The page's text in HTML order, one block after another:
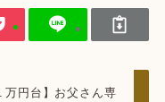
万円台】お父さん専